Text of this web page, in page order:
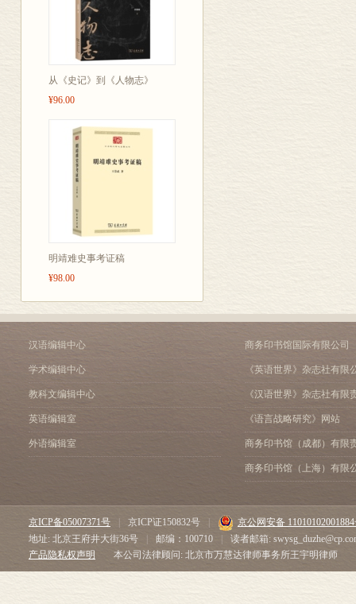
从《史记》到《人物志》
¥96.00
明靖难史事考证稿
¥98.00
汉语编辑中心
学术编辑中心
教科文编辑中心
英语编辑室
外语编辑室
商务印书馆国际有限公司
《英语世界》杂志社有限
《汉语世界》杂志社有限
《语言战略研究》网站
商务印书馆（成都）有限
商务印书馆（上海）有限
京ICP备05007371号 京ICP证150832号
京公网安备
地址: 北京王府井大街36号
邮编：100710
读者邮箱:
产品隐私权声明
本公司法律顾问: 北京市万慧达律师事务所王宇明律师